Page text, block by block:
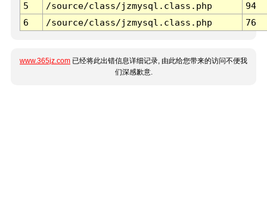
5
/source/class/jzmysql.class.php
94
6
/source/class/jzmysql.class.php 76
www.365jz.com 已经将此出错信息详细记录, 由此给您带来的访问不便我
们深感歉意.